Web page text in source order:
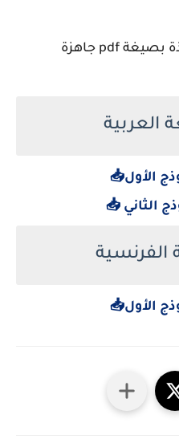
هذه بعض النماذج من الجذاذة بصيغة pdf جاهزة
العربية
الأول📥
الثاني 📥
الفرنسية
الأول📥